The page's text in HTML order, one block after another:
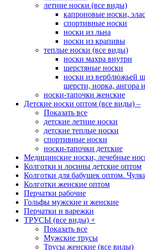
летние носки (все виды)
капроновые носки,
спортивные носки
носки из льна
носки из крапивы
теплые носки (все виды)
носки махра внутри
шерстяные носки
носки из верблюжьей
шерсти, норка, ангора
носки-тапочки женские
Детские носки оптом (все виды) –
Показать все
детские летние носки
детские теплые носки
спортивные носки
носки-тапочки детские
Медицинские носки, лечебные
Колготки и лосины детские оптом
Колготки для бабушек оптом.
Колготки женские оптом
Перчатки рабочие
Гольфы мужские и женские
Перчатки и варежки
ТРУСЫ (все виды) +
Показать все
Мужские трусы
Трусы женские (все виды)